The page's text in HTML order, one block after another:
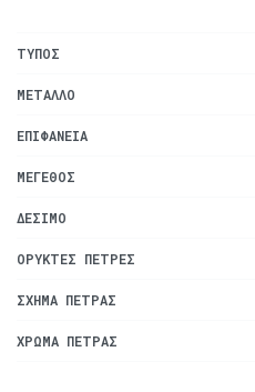
ΤΎΠΟΣ
ΜΈΤΑΛΛΟ
ΕΠΙΦΆΝΕΙΑ
ΜΈΓΕΘΟΣ
ΔΈΣΙΜΟ
ΟΡΥΚΤΈΣ ΠΈΤΡΕΣ
ΣΧΉΜΑ ΠΈΤΡΑΣ
ΧΡΏΜΑ ΠΈΤΡΑΣ